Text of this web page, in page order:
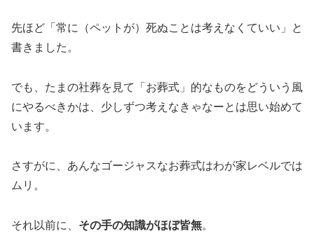
先ほど「常に（ペットが）死ぬことは考えなくていい」と
書きました。
でも、たまの社葬を見て「お葬式」的なものをどういう風
にやるべきかは、少しずつ考えなきゃなーとは思い始めて
います。
さすがに、あんなゴージャスなお葬式はわが家レベルでは
ムリ。
それ以前に、 その手の知識がほぼ皆無。